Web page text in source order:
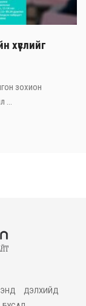
хүслийг
зохион
ДЭЛХИЙД